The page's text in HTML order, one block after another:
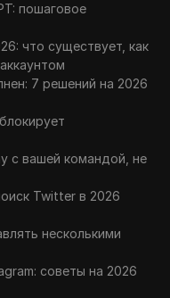
пошаговое
что существует, как
7 решений на 2026
с вашей командой, не
Twitter в 2026
несколькими
советы на 2026